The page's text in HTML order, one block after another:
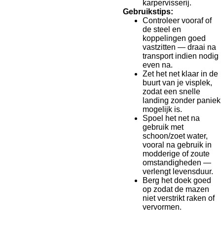
karpervisserij.
Gebruikstips:
Controleer vooraf of
de steel en
koppelingen goed
vastzitten — draai na
transport indien nodig
even na.
Zet het net klaar in de
buurt van je visplek,
zodat een snelle
landing zonder paniek
mogelijk is.
Spoel het net na
gebruik met
schoon/zoet water,
vooral na gebruik in
modderige of zoute
omstandigheden —
verlengt levensduur.
Berg het doek goed
op zodat de mazen
niet verstrikt raken of
vervormen.